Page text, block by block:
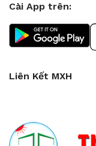
Cài App trên:
Liên Kết MXH